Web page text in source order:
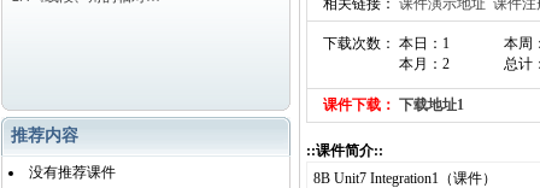
推荐内容
没有推荐课件
相关链接： 课件演示地址 课件注
下载次数： 本日：1
本月：2
本周
总计
课件下载： 下载地址1
::课件简介::
8B Unit7 Integration1（课件）